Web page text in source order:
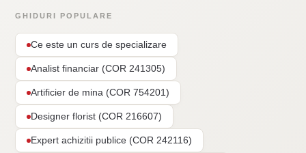
GHIDURI POPULARE
Ce este un curs de specializare
Analist financiar (COR 241305)
Artificier de mina (COR 754201)
Designer florist (COR 216607)
Expert achizitii publice (COR 242116)